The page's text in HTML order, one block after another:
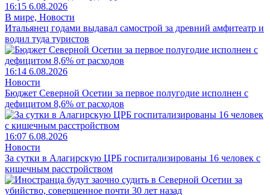
16:15 6.08.2026
В мире, Новости
Итальянец годами выдавал самострой за древний амфитеатр и
водил туда туристов
16:14 6.08.2026
Новости
Бюджет Северной Осетии за первое полугодие исполнен с
дефицитом 8,6% от расходов
16:07 6.08.2026
Новости
За сутки в Алагирскую ЦРБ госпитализированы 16 человек с
кишечным расстройством